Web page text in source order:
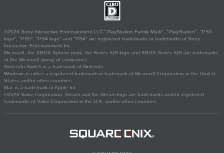
©2026 Sony Interactive Entertainment LLC."PlayStation Family Mark", "PlayStation", "PS5
logo", "PS5", "PS4 logo" and "PS4" are registered trademarks or trademarks of Sony
Interactive Entertainment Inc.
Microsoft, the XBOX Sphere mark, the Series X|S logo and XBOX Series X|S are trademarks
of the Microsoft group of companies.
Nintendo Switch is a trademark of Nintendo.
Windows is either a registered trademark or trademark of Microsoft Corporation in the United
States and/or other countries.
Mac is a trademark of Apple Inc.
©2026 Valve Corporation. Steam and the Steam logo are trademarks and/or registered
trademarks of Valve Corporation in the U.S. and/or other countries.